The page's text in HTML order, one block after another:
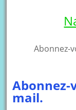
Abonnez-
Abonnez-
mail.